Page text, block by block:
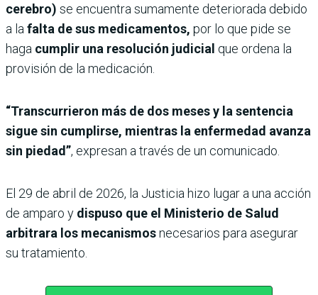
cerebro) se encuentra sumamente deteriorada debido
a la falta de sus medicamentos, por lo que pide se
haga cumplir una resolución judicial que ordena la
provisión de la medicación.
“Transcurrieron más de dos meses y la sentencia
sigue sin cumplirse, mientras la enfermedad avanza
sin piedad”, expresan a través de un comunicado.
El 29 de abril de 2026, la Justicia hizo lugar a una acción
de amparo y dispuso que el Ministerio de Salud
arbitrara los mecanismosnecesarios para asegurar
su tratamiento.